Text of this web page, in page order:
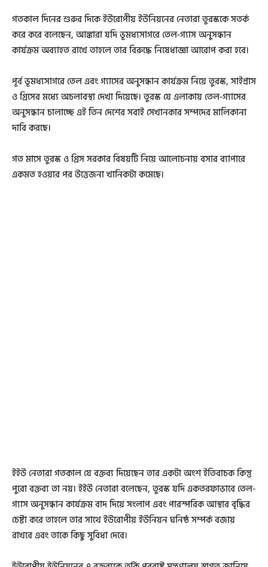
গতকাল দিনের শুরুর দিকে ইউরোপীয় ইউনিয়নের নেতারা তুরস্ককে সতর্ক
করে করে বলেছেন, আঙ্কারা যদি ভূমধ্যসাগরে তেল-গ্যাস অনুসন্ধান
কার্যক্রম অব্যাহত রাখে তাহলে তার বিরুদ্ধে নিষেধাজ্ঞা আরোপ করা হবে।
পূর্ব ভূমধ্যসাগরে তেল এবং গ্যাসের অনুসন্ধান কার্যক্রম নিয়ে তুরস্ক, সাইপ্রাস
ও গ্রিসের মধ্যে অচলাবস্থা দেখা দিয়েছে। তুরস্ক যে এলাকায় তেল-গ্যাসের
অনুসন্ধান চালাচ্ছে এই তিন দেশের সবাই সেখানকার সম্পদের মালিকানা
দাবি করছে।
গত মাসে তুরস্ক ও গ্রিস সরকার বিষয়টি নিয়ে আলোচনায় বসার ব্যাপারে
একমত হওয়ার পর উত্তেজনা খানিকটা কমেছে।
ইইউ নেতারা গতকাল যে বক্তব্য দিয়েছেন তার একটা অংশ ইতিবাচক কিন্তু
পুরো বক্তব্য তা নয়। ইইউ নেতারা বলেছেন, তুরস্ক যদি একতরফাভাবে তেল-
গ্যাস অনুসন্ধান কার্যক্রম বাদ দিয়ে সংলাপ এবং পারস্পরিক আস্থার বৃদ্ধির
চেষ্টা করে তাহলে তার সাথে ইউরোপীয় ইউনিয়ন ঘনিষ্ঠ সম্পর্ক বজায়
রাখবে এবং তাকে কিছু সুবিধা দেবে।